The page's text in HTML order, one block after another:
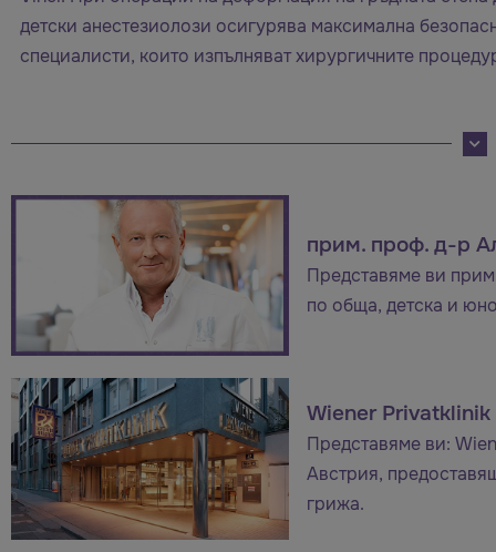
детски анестезиолози осигурява максимална
специалисти, които изпълняват хирургичните
прим. проф. д-р
Представяме ви
по обща, детска и
Wiener Privatklinik
Представяме ви:
Австрия,
грижа.